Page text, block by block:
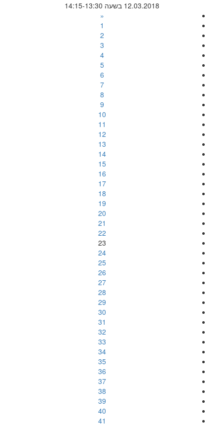
12.03.2018 בשעה 14:15-13:30
«
1
2
3
4
5
6
7
8
9
10
11
12
13
14
15
16
17
18
19
20
21
22
23
24
25
26
27
28
29
30
31
32
33
34
35
36
37
38
39
40
41